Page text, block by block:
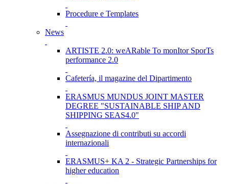
Procedure e Templates
News
ARTISTE 2.0: weARable To monItor SporTs
performance 2.0
Cafetería, il magazine del Dipartimento
ERASMUS MUNDUS JOINT MASTER
DEGREE "SUSTAINABLE SHIP AND
SHIPPING SEAS4.0"
Assegnazione di contributi su accordi
internazionali
ERASMUS+ KA 2 - Strategic Partnerships for
higher education